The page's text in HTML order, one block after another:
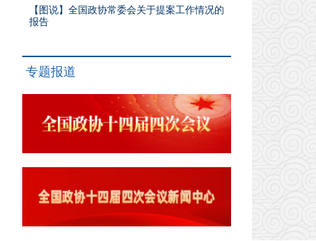
【图说】全国政协常委会关于提案工作情况的
报告
专题报道